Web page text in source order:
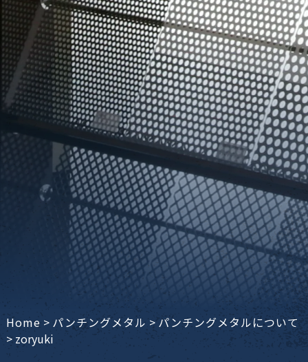
Home > パンチングメタル > パンチングメタルについて
> zoryuki